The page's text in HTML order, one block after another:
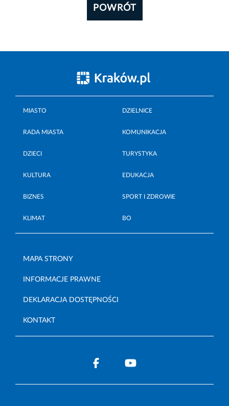
POWRÓT
MIASTO DZIELNICE
RADA MIASTA KOMUNIKACJA
DZIECI TURYSTYKA
KULTURA EDUKACJA
BIZNES SPORT I ZDROWIE
KLIMAT BO
MAPA STRONY
INFORMACJE PRAWNE
DEKLARACJA DOSTĘPNOŚCI
KONTAKT